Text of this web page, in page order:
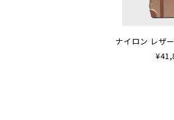
ナイロン レザ